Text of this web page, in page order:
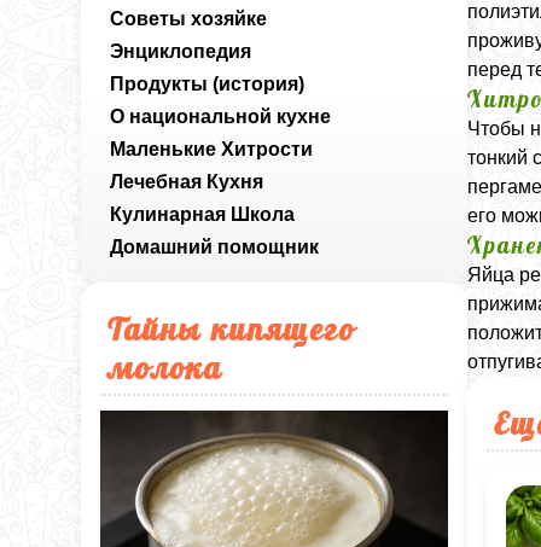
Советы хозяйке
Энциклопедия
Продукты (история)
О национальной кухне
Маленькие Хитрости
Лечебная Кухня
Кулинарная Школа
Домашний помощник
Тайны кипящего
молока
перед
Чтобы
тонкий
его
Яйца